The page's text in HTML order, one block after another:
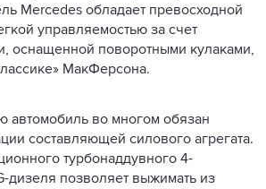
Mercedes обладает превосходной
управляемостью за счет
оснащенной поворотными кулаками,
МакФерсона.
автомобиль во многом обязан
составляющей силового агрегата.
турбонаддувного 4-
дизеля позволяет выжимать из